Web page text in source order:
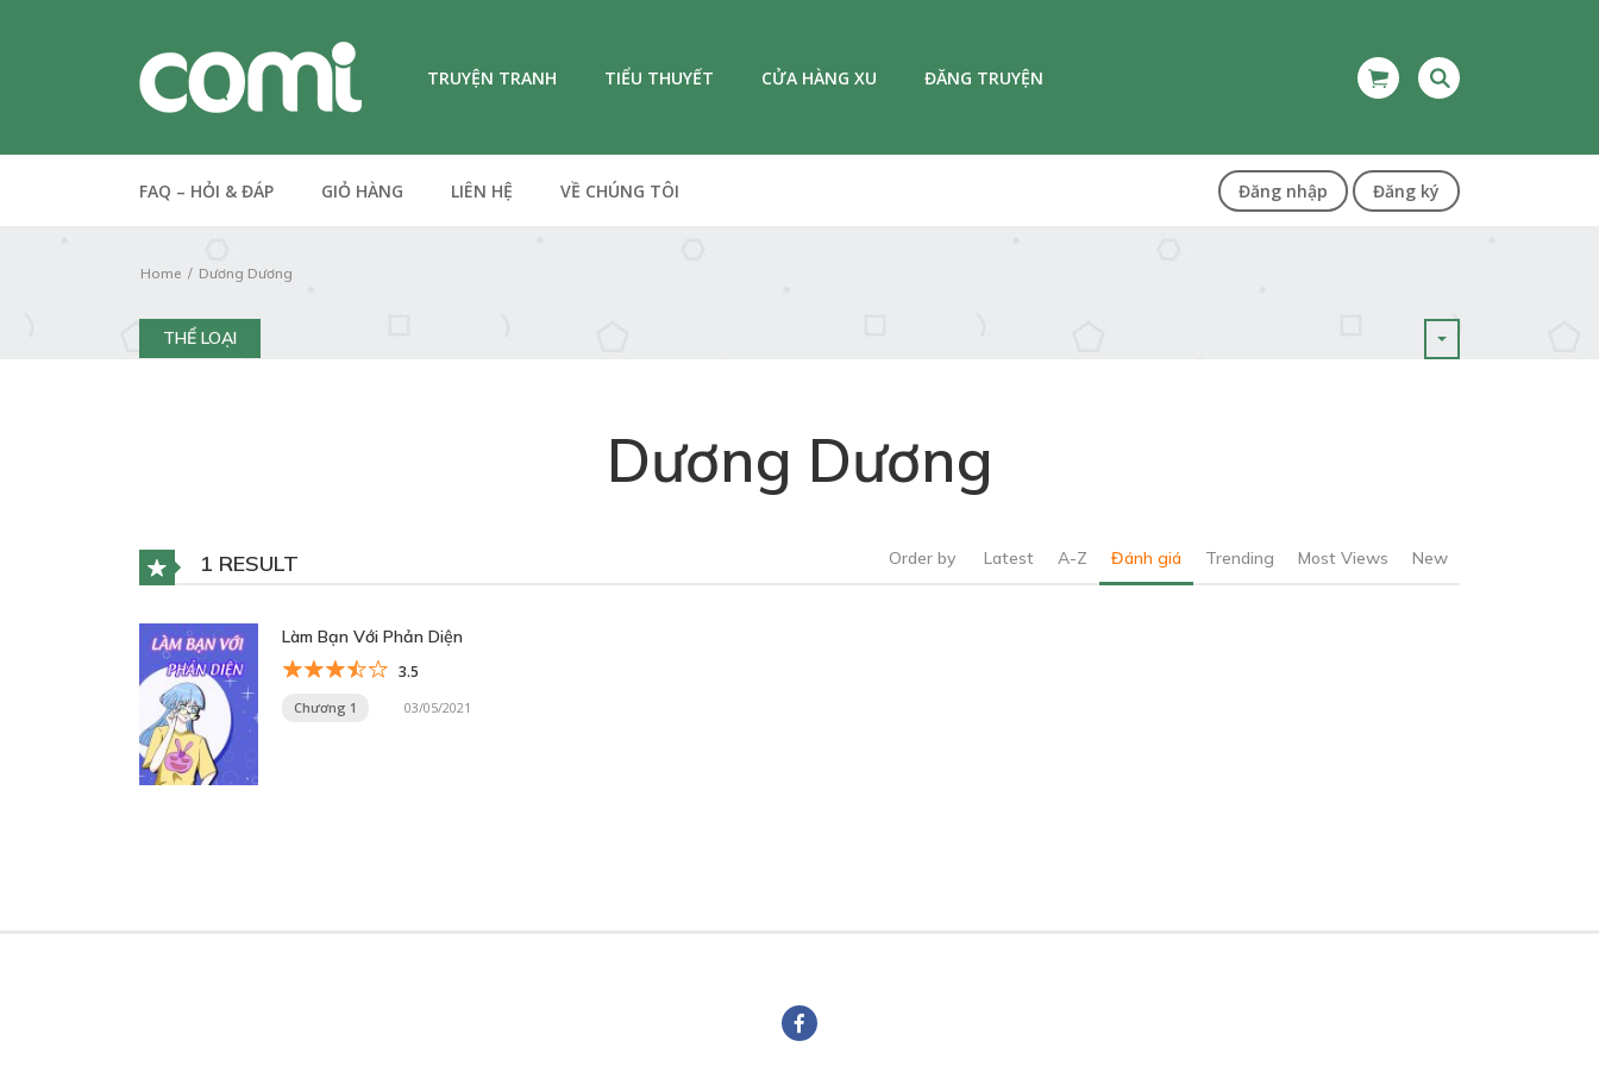
TRUYỆN TRANH TIỂU THUYẾT CỬA HÀNG XU ĐĂNG TRUYỆN
FAQ – HỎI & ĐÁP GIỎ HÀNG LIÊN HỆ VỀ CHÚNG TÔI Đăng nhập Đăng ký
Home Dương Dương
THỂ LOẠI
Dương Dương
1 RESULT Order by Latest A-Z Đánh giá Trending Most Views New
Làm Bạn Với Phản Diện
3.5
Chương 1 03/05/2021